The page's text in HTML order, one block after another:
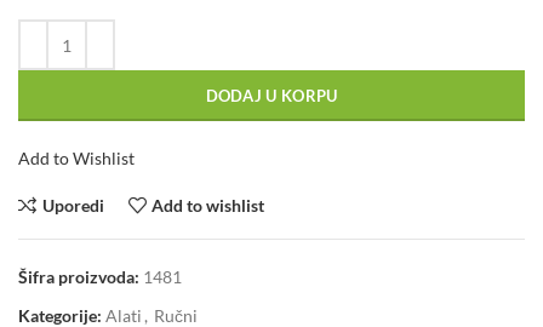
DODAJ U KORPU
Add to Wishlist
Uporedi Add to wishlist
Šifra proizvoda: 1481
Kategorije: Alati , Ručni